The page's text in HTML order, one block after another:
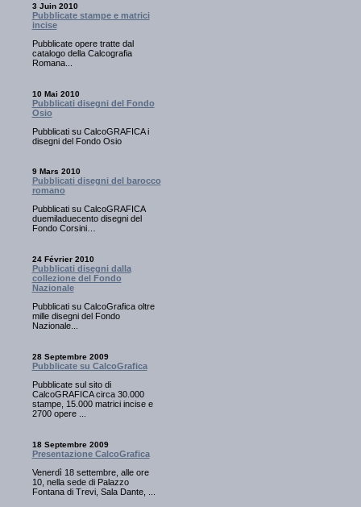
3 Juin 2010
Pubblicate stampe e matrici
incise
Pubblicate opere tratte dal
catalogo della Calcografia
Romana...
10 Mai 2010
Pubblicati disegni del Fondo
Osio
Pubblicati su CalcoGRAFICA i
disegni del Fondo Osio
9 Mars 2010
Pubblicati disegni del barocco
romano
Pubblicati su CalcoGRAFICA
duemiladuecento disegni del
Fondo Corsini…
24 Février 2010
Pubblicati disegni dalla
collezione del Fondo
Nazionale
Pubblicati su CalcoGrafica oltre
mille disegni del Fondo
Nazionale...
28 Septembre 2009
Pubblicate su CalcoGrafica
Pubblicate sul sito di
CalcoGRAFICA circa 30.000
stampe, 15.000 matrici incise e
2700 opere ...
18 Septembre 2009
Presentazione CalcoGrafica
Venerdì 18 settembre, alle ore
10, nella sede di Palazzo
Fontana di Trevi, Sala Dante, ...